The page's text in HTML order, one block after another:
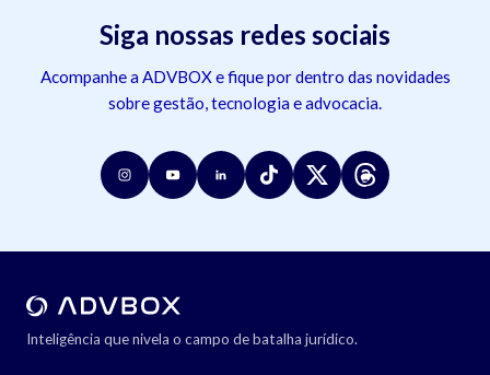
Siga nossas redes sociais
Acompanhe a ADVBOX e fique por dentro das novidades
sobre gestão, tecnologia e advocacia.
Inteligência que nivela o campo de batalha jurídico.